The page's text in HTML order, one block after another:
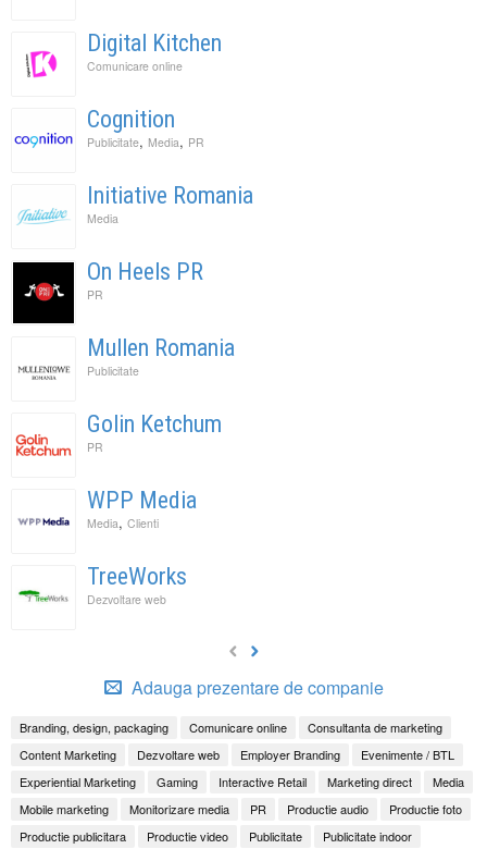
Digital Kitchen
Comunicare online
Cognition
Publicitate, Media, PR
Initiative Romania
Media
On Heels PR
PR
Mullen Romania
Publicitate
Golin Ketchum
PR
WPP Media
Media, Clienti
TreeWorks
Dezvoltare web
Adauga prezentare de companie
Branding, design, packaging Comunicare online
Consultanta de marketing
Content Marketing
Dezvoltare web Employer Branding
Evenimente / BTL
Experiential Marketing
Gaming Interactive Retail Marketing direct
Media
Mobile marketing
Monitorizare media PR Productie audio
Productie foto
Productie publicitara
Productie video Publicitate Publicitate indoor